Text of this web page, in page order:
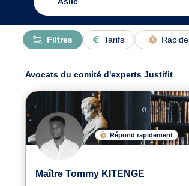
Tarifs Rapide
Filtres
Avocats du comité d'experts Justifit
Répond rapidement
Maître Tommy KITENGE